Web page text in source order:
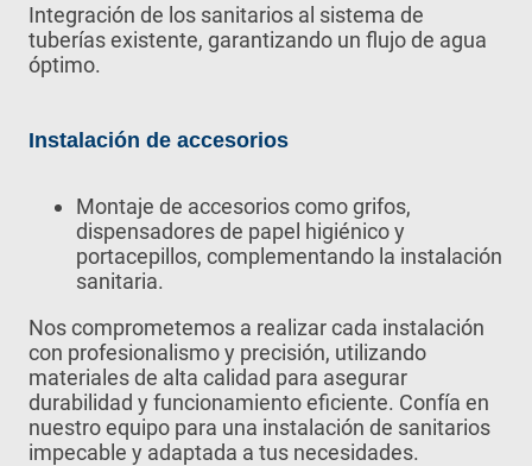
Integración de los sanitarios al sistema de
tuberías existente, garantizando un flujo de agua
óptimo.
Instalación de accesorios
Montaje de accesorios como grifos,
dispensadores de papel higiénico y
portacepillos, complementando la instalación
sanitaria.
Nos comprometemos a realizar cada instalación
con profesionalismo y precisión, utilizando
materiales de alta calidad para asegurar
durabilidad y funcionamiento eficiente. Confía en
nuestro equipo para una instalación de sanitarios
impecable y adaptada a tus necesidades.